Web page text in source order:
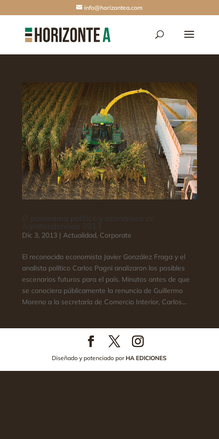
info@horizontea.com
Dic 3, 2013| Actualidad, Corporate
El reconocido economista Javier González Fraga y el
analista político Carlos Pagni analizaron los posibles
escenarios futuros para el país. Minutos antes de que
se conociera públicamente la renuncia de Guillermo
Moreno a la secretaría de Comercio Interior, Carlos...
Diseñado y potenciado por HA EDICIONES